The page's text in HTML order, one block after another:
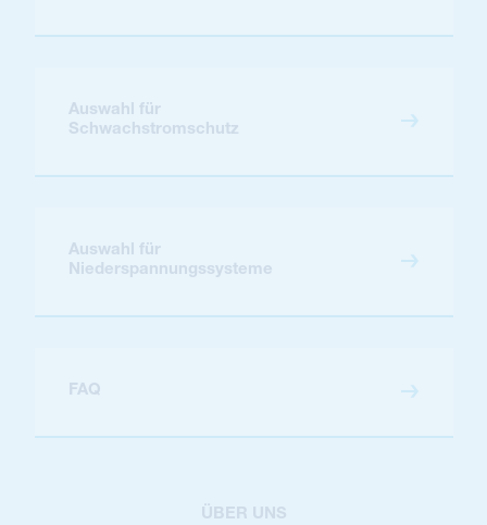
Auswahl für
Schwachstromschutz
Auswahl für
Niederspannungssysteme
FAQ
ÜBER UNS